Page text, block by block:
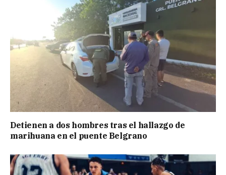
Detienen a dos hombres tras el hallazgo de
marihuana en el puente Belgrano